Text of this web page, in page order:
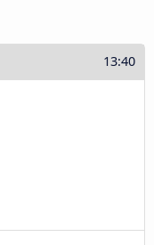
13:40